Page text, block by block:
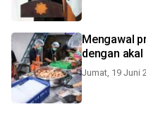
Mengawal
dengan
Jumat, 19 Juni